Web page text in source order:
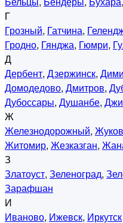
Г
Грозный, Гатчина,
Гродно, Гянджа, Гюмри,
Д
Дербент, Дзержинск,
Домодедово, Дмитров,
Дубоссары, Душанбе,
Ж
Железнодорожный,
Житомир, Жезказган,
З
Златоуст, Зеленоград,
Зарафшан
И
Иваново, Ижевск, Иркутск